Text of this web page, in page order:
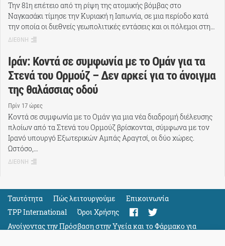
Την 81η επέτειο από τη ρίψη της ατομικής βόμβας στο
Ναγκασάκι τίμησε την Κυριακή η Ιαπωνία, σε μια περίοδο κατά
την οποία οι διεθνείς γεωπολιτικές εντάσεις και οι πόλεμοι στη…
ΔΙΕΘΝΗ
Ιράν: Κοντά σε συμφωνία με το Ομάν για τα
Στενά του Ορμούζ – Δεν αρκεί για το άνοιγμα
της θαλάσσιας οδού
Πρίν 17 ώρες
Κοντά σε συμφωνία με το Ομάν για μια νέα διαδρομή διέλευσης
πλοίων από τα Στενά του Ορμούζ βρίσκονται, σύμφωνα με τον
Ιρανό υπουργό Εξωτερικών Αμπάς Αραγτσί, οι δύο χώρες.
Ωστόσο,…
ΔΙΕΘΝΗ
Ταυτότητα Πώς λειτουργούμε
Eπικοινωνία
TPP International
Όροι Χρήσης
Ανοίγοντας την Πρόσβαση στην Υγεία και το Φάρμακο για
Όλους